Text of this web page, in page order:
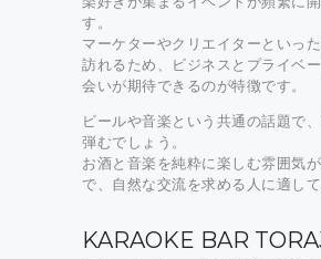
す。
マーケターやクリエイターといっ
訪れるため、ビジネスとプライベ
会いが期待できるのが特徴です。
ビールや音楽という共通の話題で
弾むでしょう。
お酒と音楽を純粋に楽しむ雰囲気
で、自然な交流を求める人に適して
KARAOKE BAR